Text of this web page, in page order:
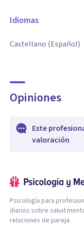
Idiomas
Castellano (Español)
Opiniones
Este
valoración
Psicología para
diarios sobre salud
relaciones de pareja.